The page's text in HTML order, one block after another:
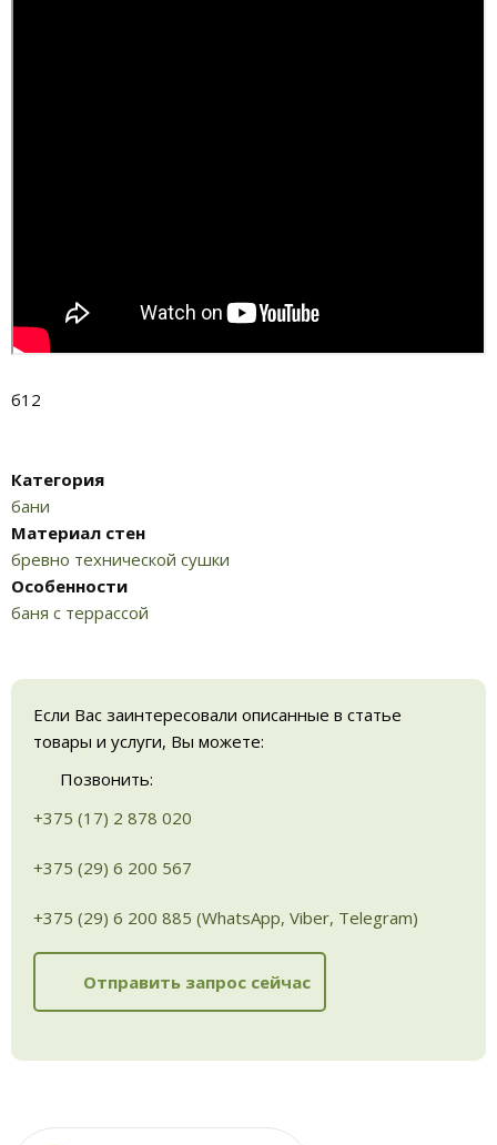
б12
Категория
бани
Материал стен
бревно технической сушки
Особенности
баня с террассой
Если Вас заинтересовали описанные в статье
товары и услуги, Вы можете:
Позвонить:
+375 (17) 2 878 020
+375 (29) 6 200 567
+375 (29) 6 200 885 (WhatsApp, Viber, Telegram)
Отправить запрос сейчас